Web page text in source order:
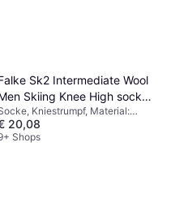
Sk2 Intermediate Wool
Skiing Knee High socks
Black MixKniestrumpf, Material:
Wolle, Polypropylen,
Langlebig,
20,08
Shops